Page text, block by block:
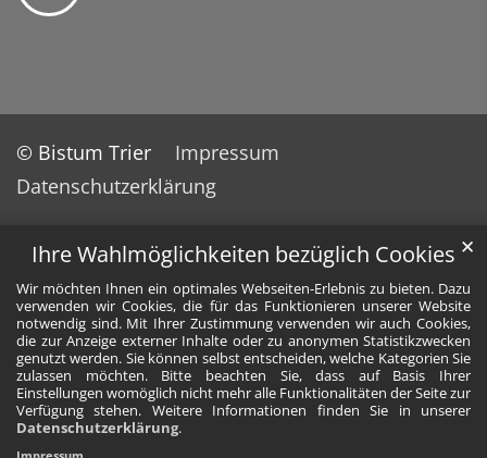
Ihre Wahlmöglichkeiten bezüglich Cookies
Wir möchten Ihnen ein optimales Webseiten-Erlebnis zu bieten. Dazu
verwenden wir Cookies, die für das Funktionieren unserer Website
notwendig sind. Mit Ihrer Zustimmung verwenden wir auch Cookies,
die zur Anzeige externer Inhalte oder zu anonymen Statistikzwecken
genutzt werden. Sie können selbst entscheiden, welche Kategorien Sie
zulassen möchten. Bitte beachten Sie, dass auf Basis Ihrer
Einstellungen womöglich nicht mehr alle Funktionalitäten der Seite zur
Verfügung stehen. Weitere Informationen finden Sie in unserer
Datenschutzerklärung.
✕
© Bistum Trier
Impressum
Datenschutzerklärung